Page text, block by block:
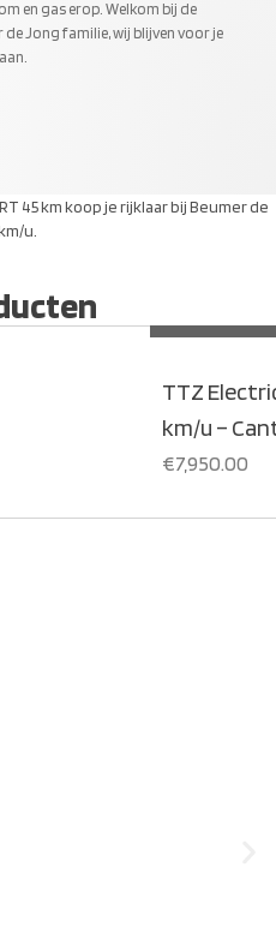
en gas erop. Welkom bij de
de Jong familie, wij blijven voor je
45 km koop je rijklaar bij Beumer de
u.
TTZ
km/u –
€7,950.00